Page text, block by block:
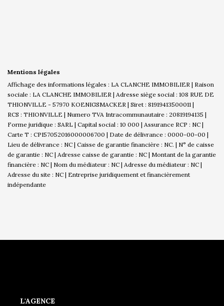
Mentions légales
Affichage des informations légales : LA CLANCHE IMMOBILIER | Raison
sociale : LA CLANCHE IMMOBILIER | Adresse siège social : 108 RUE DE
THIONVILLE - 57970 KOENIGSMACKER | Siret : 81919413500011 |
RCS : THIONVILLE | Numero TVA Intracommunautaire : 20819194135 |
Forme juridique : SARL | Capital social : 10 000 | Assurance RCP : NC |
Carte T : CPI57052016000006700 | Date de délivrance : 0000-00-00 |
Lieu de délivrance : NC | Caisse de garantie financière : NC. | N° de caisse
de garantie : NC | Adresse caisse de garantie : NC | Montant de la garantie
financière : NC | Nom du médiateur : NC | Adresse du médiateur : NC |
Adresse du site : NC | Entreprise juridiquement et financièrement
indépendante
L'AGENCE